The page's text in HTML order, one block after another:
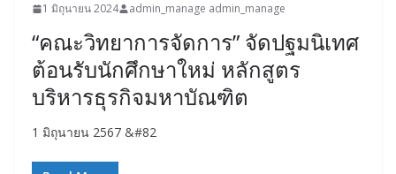
1 มิถุนายน 2024 admin_manage admin_manage
“คณะวิทยาการจัดการ” จัดปฐมนิเทศ
ต้อนรับนักศึกษาใหม่ หลักสูตร
บริหารธุรกิจมหาบัณฑิต
1 มิถุนายน 2567 &#82